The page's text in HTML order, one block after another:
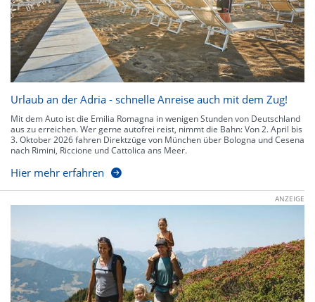
Urlaub an der Adria - schnelle Anreise auch mit dem Zug!
Mit dem Auto ist die Emilia Romagna in wenigen Stunden von Deutschland
aus zu erreichen. Wer gerne autofrei reist, nimmt die Bahn: Von 2. April bis
3. Oktober 2026 fahren Direktzüge von München über Bologna und Cesena
nach Rimini, Riccione und Cattolica ans Meer.
Hier mehr erfahren
ANZEIGE